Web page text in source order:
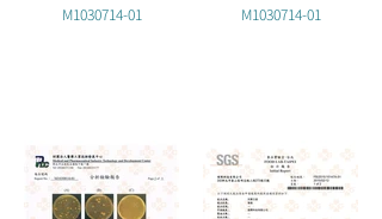
M1030714-01 M1030714-01